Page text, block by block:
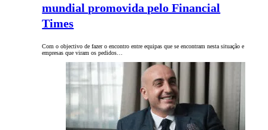
mundial promovida pelo Financial
Times
Com o objectivo de fazer o encontro entre equipas que se encontram nesta situação e
empresas que viram os pedidos…